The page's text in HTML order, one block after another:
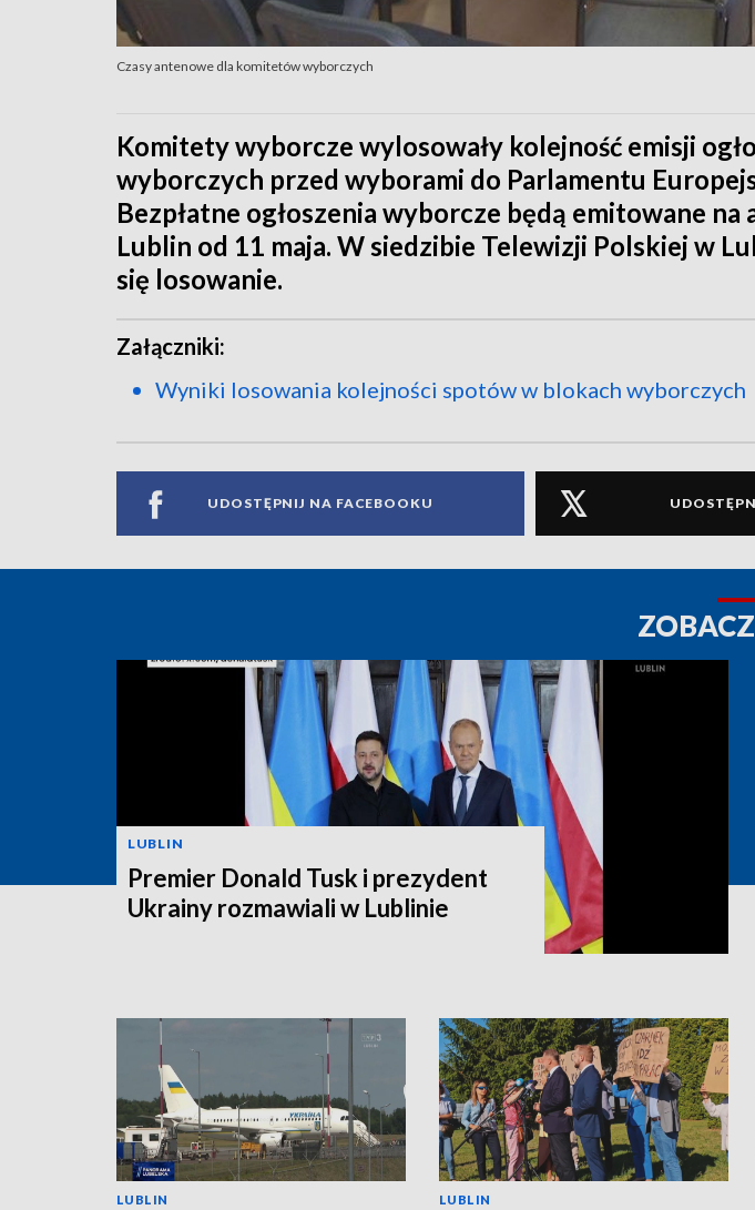
Czasy antenowe dla komitetów wyborczych
Komitety wyborcze wylosowały kolejność emisji
wyborczych przed wyborami do Parlamentu
Bezpłatne ogłoszenia wyborcze będą emitowane na
Lublin od 11 maja. W siedzibie Telewizji Polskiej w
się losowanie.
Załączniki:
Wyniki losowania kolejności spotów w blokach wyborczych
UDOSTĘPNIJ NA FACEBOOKU
LUBLIN
Premier Donald Tusk i prezydent
Ukrainy rozmawiali w Lublinie
LUBLIN LUBLIN